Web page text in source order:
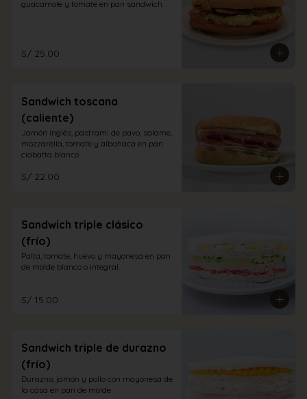
guacamole y tomate en pan sandwich.
S/ 25.00
Sandwich toscana
(caliente)
Jamón inglés, pastrami de pavo, salame,
mozzarella, tomate y albahaca en pan
ciabatta blanco
S/ 22.00
Sandwich triple clásico
(frío)
Palta, tomate, huevo y mayonesa en pan
de molde blanco o integral.
S/ 15.00
Sandwich triple de durazno
(frío)
Durazno, jamón y pollo con mayonesa de
la casa en pan de molde